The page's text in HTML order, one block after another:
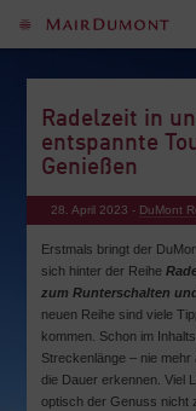
Radelzeit in
entspannte
Genießen
28. April 2023 - DuMont
Erstmals bringt der
sich hinter der Reihe
zum Runterschalten
neuen Reihe sind viele
kommen. Schon im
Streckenlänge – nie
die Dauer erkennen. Viel
optisch der Genuss nicht